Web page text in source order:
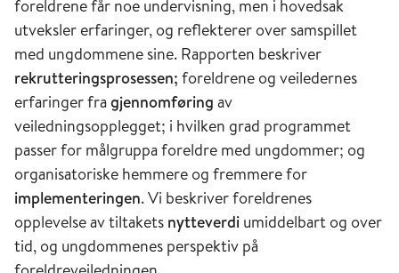
foreldrene får noe undervisning, men i hovedsak
utveksler erfaringer, og reflekterer over samspillet
med ungdommene sine. Rapporten beskriver
rekrutteringsprosessen; foreldrene og veiledernes
erfaringer fragjennomføring av
veiledningsopplegget; i hvilken grad programmet
passer for målgruppa foreldre med ungdommer; og
organisatoriske hemmere og fremmere for
implementeringen. Vi beskriver foreldrenes
opplevelse av tiltakets nytteverdi umiddelbart og over
tid, og ungdommenes perspektiv på